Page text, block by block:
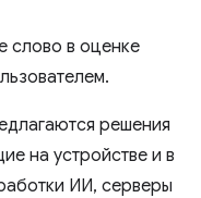
слово в оценке
решения
на устройстве и в
ИИ, серверы